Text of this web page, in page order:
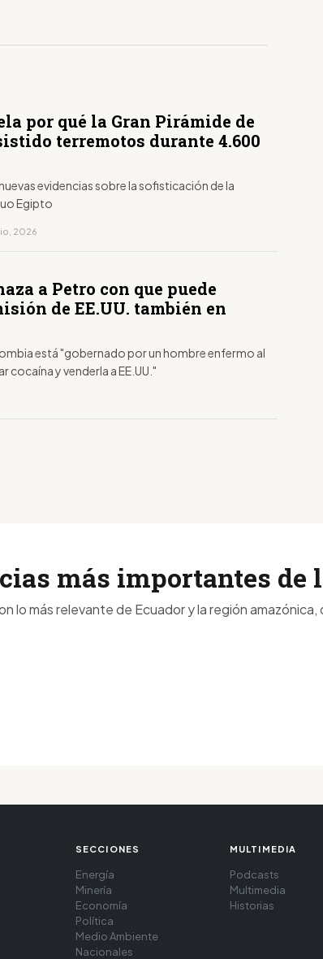
por qué la Gran Pirámide de
terremotos durante 4.600
evidencias sobre la sofisticación de la
Egipto
2026
a Petro con que puede
de EE.UU. también en
está "gobernado por un hombre enfermo al
cocaína y venderla a EE.UU."
más importantes de
lo más relevante de Ecuador y la región
SECCIONES
Energía
Minería
Economía
Política
Medio Ambiente
Nacionales
MULTIMEDIA
Podcasts
Multimedia
Historias